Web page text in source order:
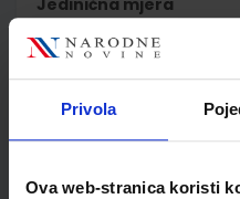
Privola
Ova web-stranica koristi
Nakladnik
Autor
Školski razred
Vrsta školske knjige
Vrsta škole